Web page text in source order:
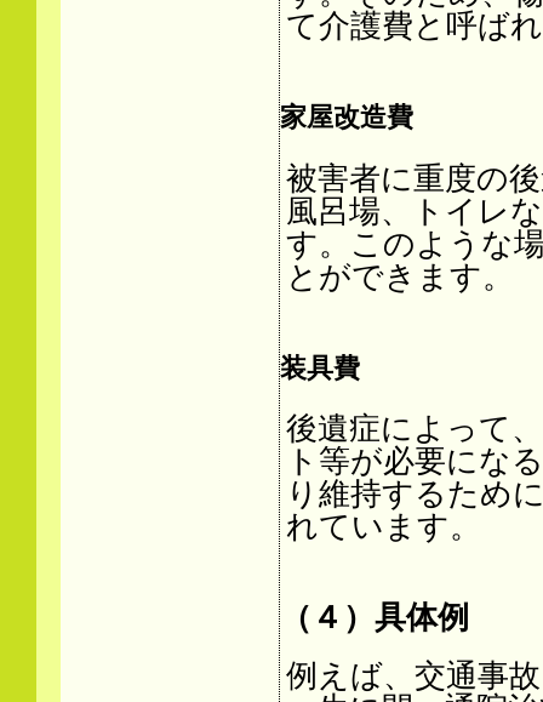
て介護費と呼ば
家屋改造費
被害者に重度の
風呂場、トイレ
す。このような
とができます。
装具費
後遺症によって
ト等が必要にな
り維持するため
れています。
（４）具体例
例えば、交通事